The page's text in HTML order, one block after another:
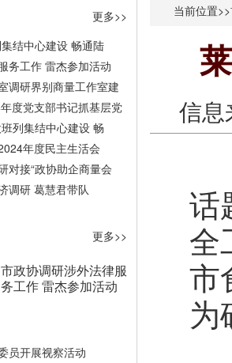
更多>>
结中心建设 畅通陆
务工作 雷杰参加活动
调研界别商量工作室建
度党支部书记抓基层党
列集结中心建设 畅
年度民主生活会
对接“政协助企商量会
调研 葛慧君带队
更多>>
市政协调研涉外法律服
务工作 雷杰参加活动
员开展视察活动
当前位置>>
信息
话
全
市
为